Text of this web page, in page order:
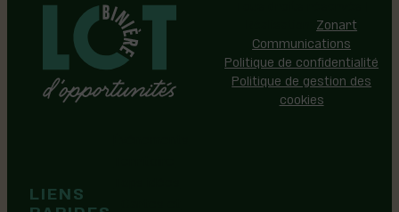
LIENS
Zonart
Communications
Politique de confidentialité
Politique de gestion des
cookies